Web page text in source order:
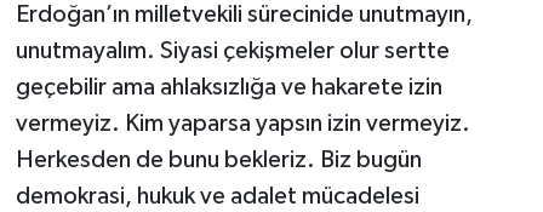
Erdoğan’ın milletvekili sürecinide unutmayın,
unutmayalım. Siyasi çekişmeler olur sertte
geçebilir ama ahlaksızlığa ve hakarete izin
vermeyiz. Kim yaparsa yapsın izin vermeyiz.
Herkesden de bunu bekleriz. Biz bugün
demokrasi, hukuk ve adalet mücadelesi